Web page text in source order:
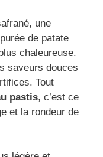
une
de patate
chaleureuse.
saveurs douces
Tout
pastis, c’est ce
et la rondeur de